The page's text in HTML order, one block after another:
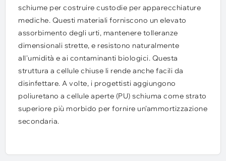
schiume per costruire custodie per apparecchiature
mediche. Questi materiali forniscono un elevato
assorbimento degli urti, mantenere tolleranze
dimensionali strette, e resistono naturalmente
all'umidità e ai contaminanti biologici. Questa
struttura a cellule chiuse li rende anche facili da
disinfettare. A volte, i progettisti aggiungono
poliuretano a cellule aperte (PU) schiuma come strato
superiore più morbido per fornire un'ammortizzazione
secondaria.